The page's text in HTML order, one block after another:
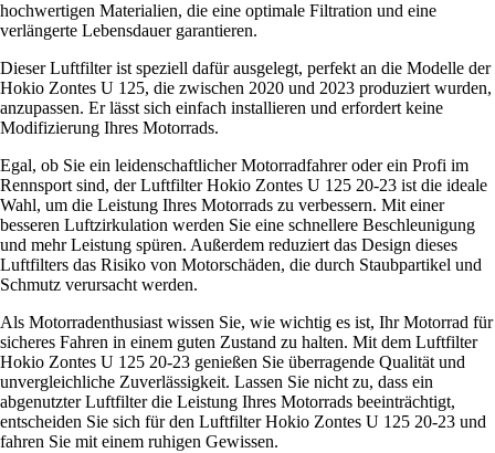
hochwertigen Materialien, die eine optimale Filtration und eine
verlängerte Lebensdauer garantieren.
Dieser Luftfilter ist speziell dafür ausgelegt, perfekt an die Modelle der
Hokio Zontes U 125, die zwischen 2020 und 2023 produziert wurden,
anzupassen. Er lässt sich einfach installieren und erfordert keine
Modifizierung Ihres Motorrads.
Egal, ob Sie ein leidenschaftlicher Motorradfahrer oder ein Profi im
Rennsport sind, der Luftfilter Hokio Zontes U 125 20-23 ist die ideale
Wahl, um die Leistung Ihres Motorrads zu verbessern. Mit einer
besseren Luftzirkulation werden Sie eine schnellere Beschleunigung
und mehr Leistung spüren. Außerdem reduziert das Design dieses
Luftfilters das Risiko von Motorschäden, die durch Staubpartikel und
Schmutz verursacht werden.
Als Motorradenthusiast wissen Sie, wie wichtig es ist, Ihr Motorrad für
sicheres Fahren in einem guten Zustand zu halten. Mit dem Luftfilter
Hokio Zontes U 125 20-23 genießen Sie überragende Qualität und
unvergleichliche Zuverlässigkeit. Lassen Sie nicht zu, dass ein
abgenutzter Luftfilter die Leistung Ihres Motorrads beeinträchtigt,
entscheiden Sie sich für den Luftfilter Hokio Zontes U 125 20-23 und
fahren Sie mit einem ruhigen Gewissen.